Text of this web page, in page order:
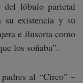
del lóbulo parietal
su existencia y su
e ilusoria como
los soñaba”.
al “Circo” –